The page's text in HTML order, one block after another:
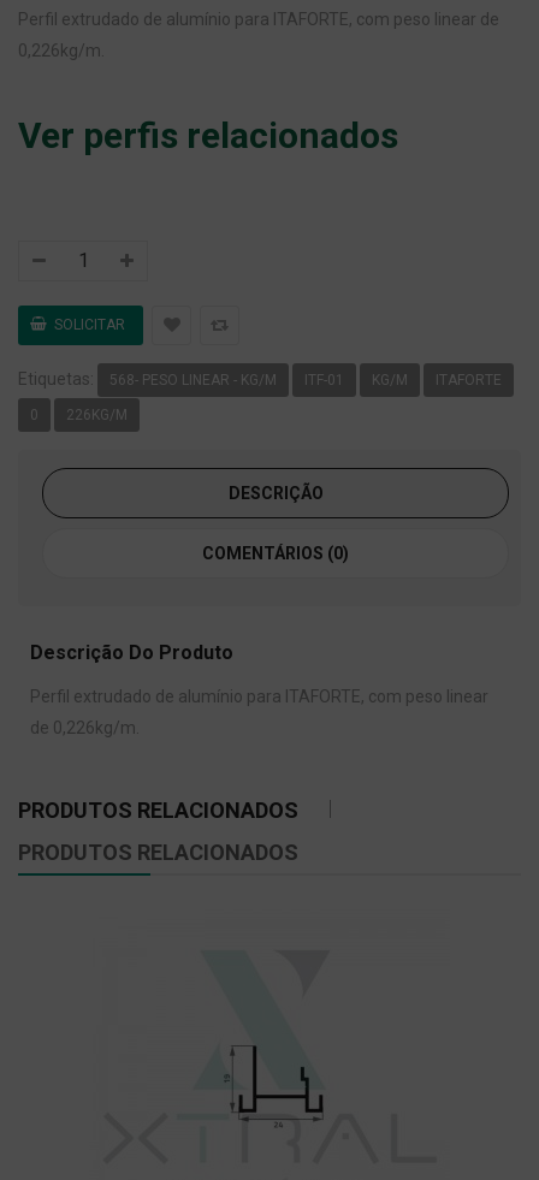
Perfil extrudado de alumínio para ITAFORTE, com peso linear de
0,226kg/m.
Ver perfis relacionados
Etiquetas: 568- PESO LINEAR - KG/M ITF-01 KG/M ITAFORTE
0 226KG/M
DESCRIÇÃO
COMENTÁRIOS (0)
Descrição Do Produto
Perfil extrudado de alumínio para ITAFORTE, com peso linear
de 0,226kg/m.
PRODUTOS RELACIONADOS
PRODUTOS RELACIONADOS